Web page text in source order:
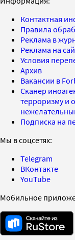
Контактная
Правила
Реклама в
Реклама на
Условия
Архив
Вакансии в
Сканер
терроризму и
Подписка на
Мы в соцсетях:
Telegram
ВКонтакте
YouTube
Мобильное